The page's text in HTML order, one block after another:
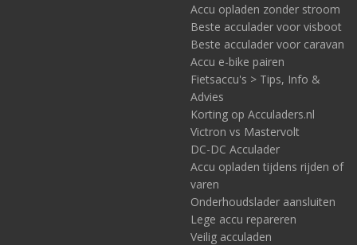
Solar systeem 2000W/dag: welke zekering?
Wat betreft de zekering voor dit systeem het volgende.
Tussen het zonnepaneel en de laadregelaar is géén
zekering nodig. Tussen de laadregelaar en de accu wél.
De benodigde zekering berekent u door 1) bij de maximale
stroom 30% op te tellen en 2) vervolgens de eerst
bovenliggende waarde qua zekering te kiezen. In dit geval gaat
er maximaal 72A lopen, maar we rekenen met de maximale
uitgang van de laadregelaar zelf, en dat is 85A. Tellen we daar
de genoemde 30% bij, dan leidt dat tot 110,5A.
met een naar boven
Accu opladen zonder stroom
Beste acculader voor visboot
Beste acculader voor caravan
Accu e-bike pairen
Fietsaccu's > Tips, Info &
Advies
Korting op Acculaders.nl
Victron vs Mastervolt
DC-DC Acculader
Accu opladen tijdens rijden of
varen
Onderhoudslader aansluiten
Lege accu repareren
Veilig acculaden